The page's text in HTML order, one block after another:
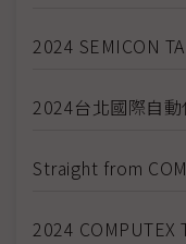
2024 SEMICON
2024台北國際自
Straight from
2024 COMPUTEX